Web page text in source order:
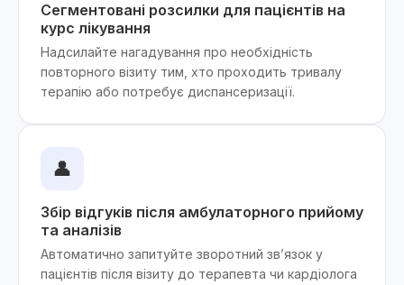
Сегментовані розсилки для пацієнтів на
курс лікування
Надсилайте нагадування про необхідність
повторного візиту тим, хто проходить тривалу
терапію або потребує диспансеризації.
👤
Збір відгуків після амбулаторного прийому
та аналізів
Автоматично запитуйте зворотний зв’язок у
пацієнтів після візиту до терапевта чи кардіолога